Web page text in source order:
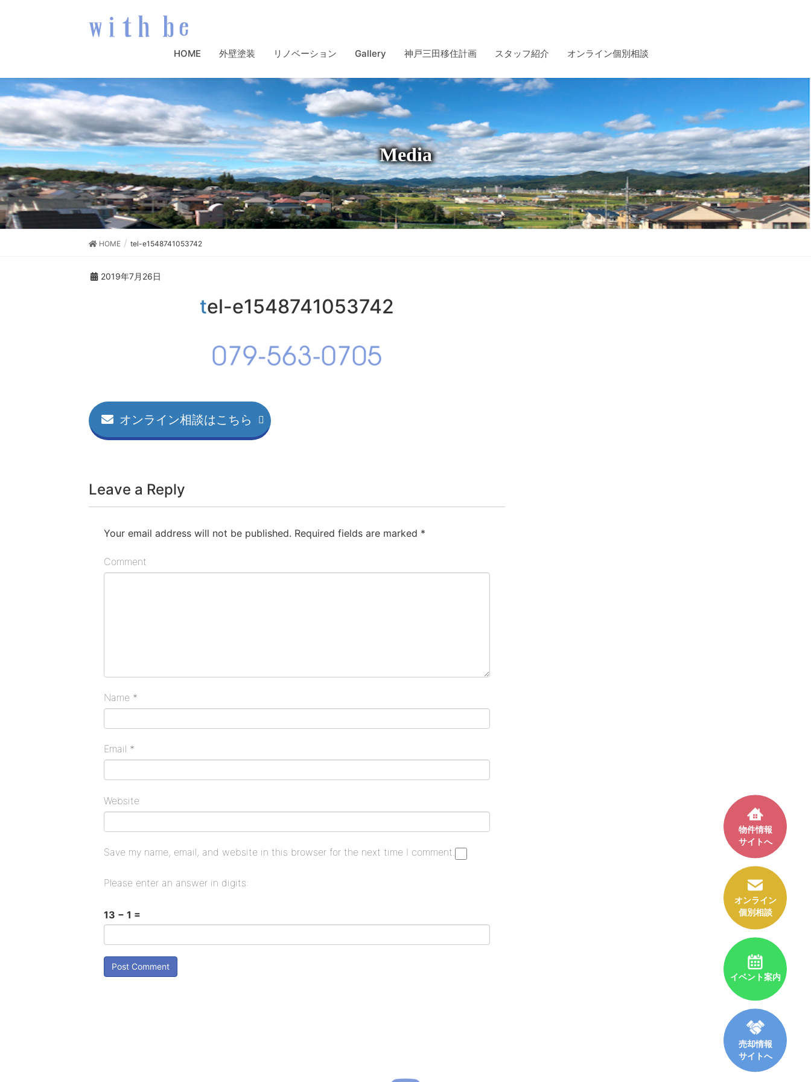
HOME 外壁塗装 リノベーション Gallery 神戸三田移住計画 スタッフ紹介 オンライン個別相談
Media
HOME tel-e1548741053742
2019年7月26日
tel-e1548741053742
オンライン相談はこちら
Leave a Reply
Your email address will not be published. Required fields are marked *
Comment
Name *
Email *
Website
Save my name, email, and website in this browser for the next time I comment.
Please enter an answer in digits:
13 − 1 =
物件情報
サイトへ
オンライン
個別相談
イベント案内
売却情報
サイトへ